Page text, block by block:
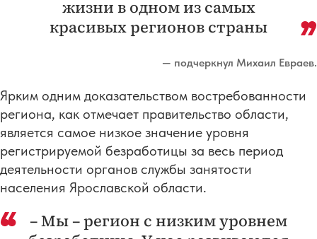
жизни в одном из самых
красивых регионов страны
— подчеркнул Михаил Евраев.
Ярким одним доказательством востребованности
региона, как отмечает правительство области,
является самое низкое значение уровня
регистрируемой безработицы за весь период
деятельности органов службы занятости
населения Ярославской области.
– Мы – регион с низким уровнем